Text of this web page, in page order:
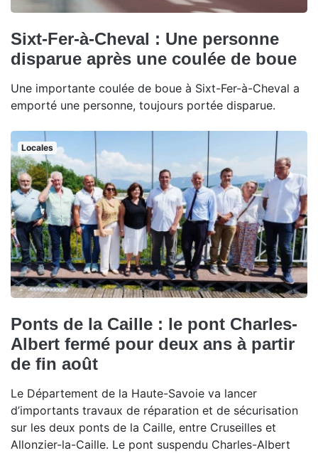
Sixt-Fer-à-Cheval : Une personne
disparue après une coulée de boue
Une importante coulée de boue à Sixt-Fer-à-Cheval a
emporté une personne, toujours portée disparue.
Locales
Ponts de la Caille : le pont Charles-
Albert fermé pour deux ans à partir
de fin août
Le Département de la Haute-Savoie va lancer
d’importants travaux de réparation et de sécurisation
sur les deux ponts de la Caille, entre Cruseilles et
Allonzier-la-Caille. Le pont suspendu Charles-Albert